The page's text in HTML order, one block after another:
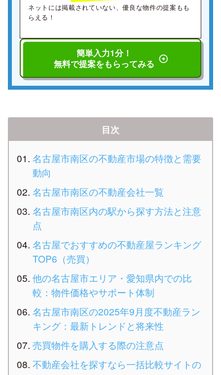
ネットには掲載されていない、優良な物件の提案もも
らえる！
簡単入力1分！
無料で提案をもらってみる
目次
名古屋市南区の不動産市場の特徴と需要
動向
名古屋市南区の不動産会社一覧
名古屋市南区内の駅から探す方法と注意
点
名古屋でおすすめの不動産屋ランキング
TOP6（売買）
他の名古屋市エリア・愛知県内での比
較：物件価格やサポート体制
名古屋市南区の2025年9月度不動産ラン
キング：最新トレンドと将来性
売買物件を購入する際の注意点
不動産会社を探すなら一括比較サイトの